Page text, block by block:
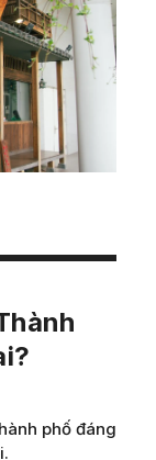
phố đáng